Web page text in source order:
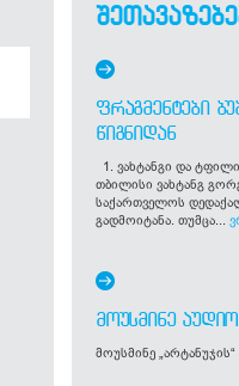
ᲤᲠᲐᲒᲛᲔᲜᲢᲔᲑᲘ
ᲬᲘᲒᲜᲘᲓᲐᲜ
1. ვახტანგი და
თბილისი ვახტანგ
საქართველოს
გადმოიტანა. თუმცა...
ᲛᲝᲣᲡᲛᲘᲜᲔ ᲐᲣᲓᲘᲝ
მოუსმინე